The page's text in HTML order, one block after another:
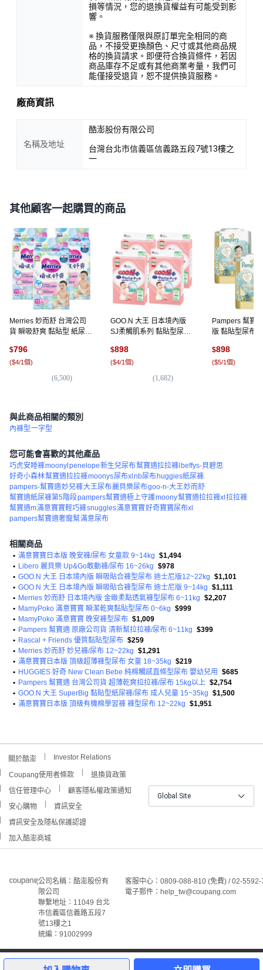
損等情況，您的退換貨權益有可能受到影
響。
※ 換貨服務僅限與原訂單完全相同的商
品，不接受更換顏色、尺寸或其他商品規
格的換貨請求。即便符合換貨條件，若因
商品庫存不足或有其他商業考量，我們可
能僅接受退貨，恕不提供換貨服務。
廠商資訊
名稱及地址
酷澎股份有限公司
台灣台北市信義區信義路五段7號13樓之
一
其他顧客一起購買的商品
Merries 妙而舒 台灣公司
貨 瞬吸舒爽 黏貼型 紙尿
$796
($4/1個)
(6,500)
GOO.N 大王 日本境內版
SJ柔觸肌系列 黏貼型尿布
$898
($4/1個)
(1,682)
Pampers 幫寶
版 黏貼型尿布,
$898
($5/1個)
與此商品相關的類別
內褲型一字型
您可能會喜歡的其他產品
巧虎安睡褲moonylpenelope新生兒尿布幫寶適拉拉褲lbeffys-貝碧思
好奇小森林幫寶適拉拉褲moonys尿布xlnb尿布huggies紙尿褲
pampers-幫寶適妙兒褲大王尿布麗貝樂尿布goo-n-大王妙而舒
幫寶適紙尿褲第5階段pampers幫寶適極上守護moony幫寶適拉拉褲xl拉拉褲
幫寶適m滿意寶寶輕巧褲snuggles滿意寶寶好奇寶寶尿布xl
pampers幫寶適奢寵幫滿意尿布
相關商品
• 滿意寶寶日本版 晚安褲/尿布 女童款 9~14kg $1,494
• Libero 麗貝樂 Up&Go敢動褲/尿布 16~26kg $978
• GOO.N 大王 日本境內版 瞬吸貼合褲型尿布 迪士尼版12~22kg $1,101
• GOO.N 大王 日本境內版 瞬吸貼合褲型尿布 迪士尼版 9~14kg $1,111
• Merries 妙而舒 日本境內版 金緻柔點透氣褲型尿布 6~11kg $2,207
• MamyPoko 滿意寶寶 瞬潔乾爽黏貼型尿布 0~6kg $999
• MamyPoko 滿意寶寶 晚安褲型尿布 $1,009
• Pampers 幫寶適 原廠公司貨 清新幫拉拉褲/尿布 6~11kg $399
• Rascal + Friends 優質黏貼型尿布 $259
• Merries 妙而舒 妙兒褲/尿布 12~22kg $1,291
• 滿意寶寶日本版 頂級超薄褲型尿布 女童 18~35kg $219
• HUGGIES 好奇 New Clean Bebe 純棉觸感直條型尿布 嬰幼兒用
$685
• Pampers 幫寶適 台灣公司貨 超薄乾爽拉拉褲/尿布 15kg以上 $2,754
• GOO.N 大王 SuperBig 黏貼型紙尿褲/尿布 成人兒童 15~35kg $1,500
• 滿意寶寶日本版 頂級有機棉學習褲 褲型尿布 12~22kg $1,951
關於酷澎 Investor Relations
Coupang使用者條款
退換貨政策
信任管理中心
顧客隱私權政策通知
安心購物
資訊安全
資訊安全及隱私保護認證
加入酷澎商城
Global Site
公司名稱：酷澎股份有
限公司
聯繫地址：11049 台北
市信義區信義路五段7
號13樓之1
統編：91002999
客服中心：0809-088-810 (免費) / 02-
電子郵件：help_tw@coupang.com
©Coupang Taiwan Co., Ltd. 保留所有權利。
本網站上顯示的所有商標、標誌和服務標誌均為酷澎股份有